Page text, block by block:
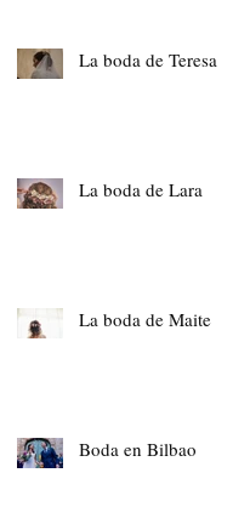
La boda de Teresa
La boda de Lara
La boda de Maite
Boda en Bilbao